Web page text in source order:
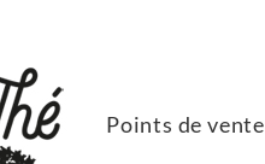
Points de vente